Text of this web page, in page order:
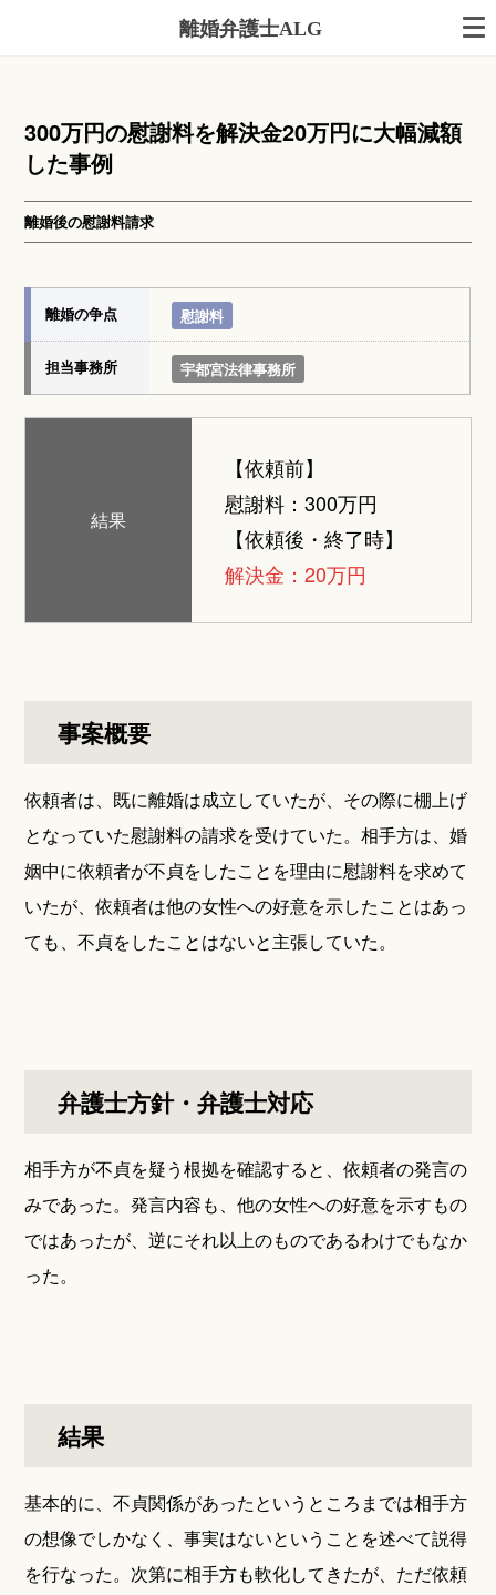
離婚弁護士ALG
300万円の慰謝料を解決金20万円に大幅減額
した事例
離婚後の慰謝料請求
離婚の争点 慰謝料
担当事務所 宇都宮法律事務所
結果
【依頼前】
慰謝料：300万円
【依頼後・終了時】
解決金：20万円
事案概要
依頼者は、既に離婚は成立していたが、その際に棚上げ
となっていた慰謝料の請求を受けていた。相手方は、婚
姻中に依頼者が不貞をしたことを理由に慰謝料を求めて
いたが、依頼者は他の女性への好意を示したことはあっ
ても、不貞をしたことはないと主張していた。
弁護士方針・弁護士対応
相手方が不貞を疑う根拠を確認すると、依頼者の発言の
みであった。発言内容も、他の女性への好意を示すもの
ではあったが、逆にそれ以上のものであるわけでもなか
った。
結果
基本的に、不貞関係があったというところまでは相手方
の想像でしかなく、事実はないということを述べて説得
を行なった。次第に相手方も軟化してきたが、ただ依頼